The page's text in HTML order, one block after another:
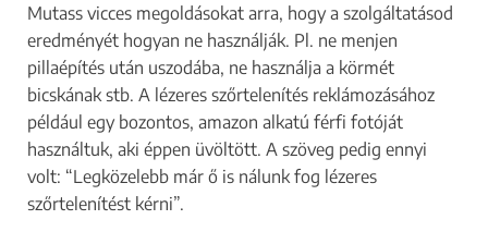
Kéz és körömápoló
Kozmetikus
Lábápoló
Masszőr
Műszempilla építő
Képzőhely / oktató
Mutass vicces megoldásokat arra, hogy a szolgáltatásod
eredményét hogyan ne használják. Pl. ne menjen
pillaépítés után uszodába, ne használja a körmét
bicskának stb. A lézeres szőrtelenítés reklámozásához
például egy bozontos, amazon alkatú férfi fotóját
használtuk, aki éppen üvöltött. A szöveg pedig ennyi
volt: “Legközelebb már ő is nálunk fog lézeres
szőrtelenítést kérni”.